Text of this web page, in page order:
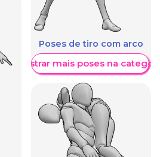
Poses de tiro com arco
Mostrar mais poses na